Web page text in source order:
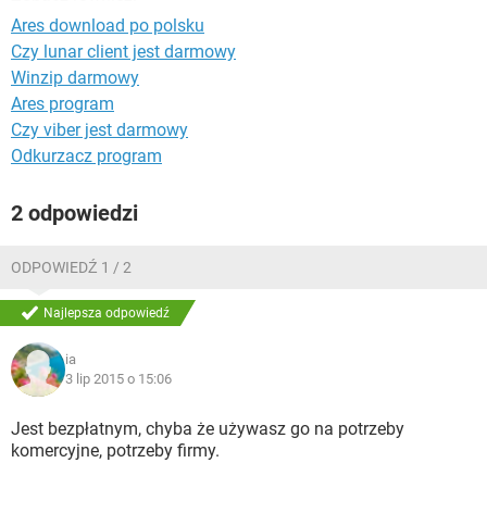
Ares download po polsku
Czy lunar client jest darmowy
Winzip darmowy
Ares program
Czy viber jest darmowy
Odkurzacz program
2 odpowiedzi
ODPOWIEDŹ 1 / 2
Najlepsza odpowiedź
ia
3 lip 2015 o 15:06
Jest bezpłatnym, chyba że używasz go na potrzeby
komercyjne, potrzeby firmy.